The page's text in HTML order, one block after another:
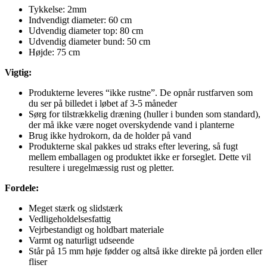
Tykkelse: 2mm
Indvendigt diameter: 60 cm
Udvendig diameter top: 80 cm
Udvendig diameter bund: 50 cm
Højde: 75 cm
Vigtig:
Produkterne leveres “ikke rustne”. De opnår rustfarven som
du ser på billedet i løbet af 3-5 måneder
Sørg for tilstrækkelig dræning (huller i bunden som standard),
der må ikke være noget overskydende vand i planterne
Brug ikke hydrokorn, da de holder på vand
Produkterne skal pakkes ud straks efter levering, så fugt
mellem emballagen og produktet ikke er forseglet. Dette vil
resultere i uregelmæssig rust og pletter.
Fordele:
Meget stærk og slidstærk
Vedligeholdelsesfattig
Vejrbestandigt og holdbart materiale
Varmt og naturligt udseende
Står på 15 mm høje fødder og altså ikke direkte på jorden eller
fliser